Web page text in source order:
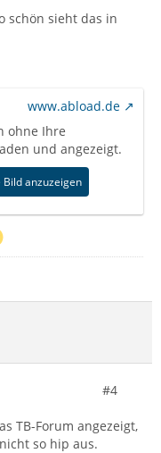
schön sieht das in
www.abload.de
ohne Ihre
und angezeigt.
Bild anzuzeigen
#4
TB-Forum angezeigt,
so hip aus.